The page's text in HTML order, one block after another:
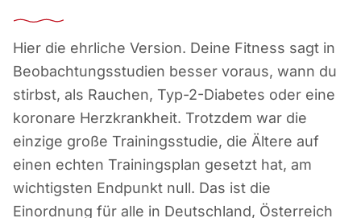
Hier die ehrliche Version. Deine Fitness sagt in
Beobachtungsstudien besser voraus, wann du
stirbst, als Rauchen, Typ-2-Diabetes oder eine
koronare Herzkrankheit. Trotzdem war die
einzige große Trainingsstudie, die Ältere auf
einen echten Trainingsplan gesetzt hat, am
wichtigsten Endpunkt null. Das ist die
Einordnung für alle in Deutschland, Österreich